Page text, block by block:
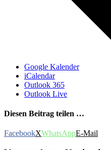
Google Kalender
iCalendar
Outlook 365
Outlook Live
Diesen Beitrag teilen …
FacebookXWhatsAppE-Mail